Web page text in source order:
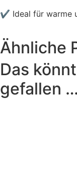
✔ Ideal für warme
Ähnliche
Das
gefallen …